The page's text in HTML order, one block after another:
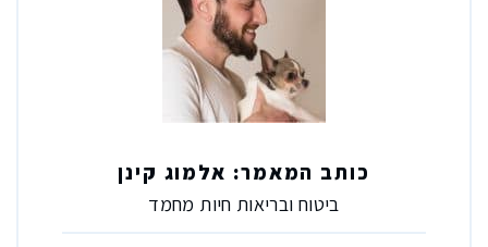
כותב המאמר: אלמוג קינן
ביטוח ובריאות חיות מחמד